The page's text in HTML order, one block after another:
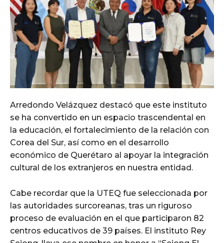
Arredondo Velázquez destacó que este instituto
se ha convertido en un espacio trascendental en
la educación, el fortalecimiento de la relación con
Corea del Sur, así como en el desarrollo
económico de Querétaro al apoyar la integración
cultural de los extranjeros en nuestra entidad.
Cabe recordar que la UTEQ fue seleccionada por
las autoridades surcoreanas, tras un riguroso
proceso de evaluación en el que participaron 82
centros educativos de 39 países. El instituto Rey